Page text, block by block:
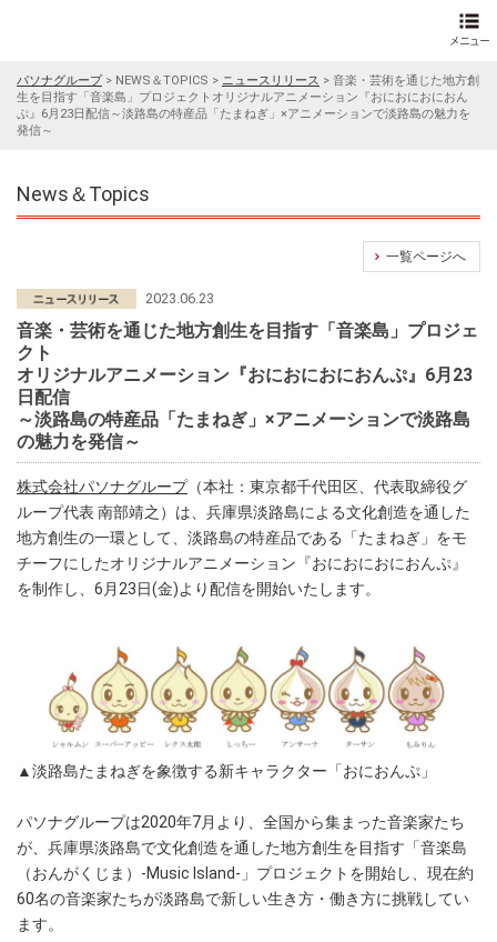
パソナグループ> NEWS＆TOPICS > ニュースリリース > 音楽・芸術を通じた地方創
生を目指す「音楽島」プロジェクトオリジナルアニメーション『おにおにおにおん
ぷ』6月23日配信～淡路島の特産品「たまねぎ」×アニメーションで淡路島の魅力を
発信～
News＆Topics
一覧ページへ
2023.06.23
音楽・芸術を通じた地方創生を目指す「音楽島」プロジェ
クト
オリジナルアニメーション『おにおにおにおんぷ』6月23
日配信
～淡路島の特産品「たまねぎ」×アニメーションで淡路島
の魅力を発信～
株式会社パソナグループ（本社：東京都千代田区、代表取締役グ
ループ代表 南部靖之）は、兵庫県淡路島による文化創造を通した
地方創生の一環として、淡路島の特産品である「たまねぎ」をモ
チーフにしたオリジナルアニメーション『おにおにおにおんぷ』
を制作し、6月23日(金)より配信を開始いたします。
▲淡路島たまねぎを象徴する新キャラクター「おにおんぷ」
パソナグループは2020年7月より、全国から集まった音楽家たち
が、兵庫県淡路島で文化創造を通した地方創生を目指す「音楽島
（おんがくじま）-Music Island-」プロジェクトを開始し、現在約
60名の音楽家たちが淡路島で新しい生き方・働き方に挑戦してい
ます。